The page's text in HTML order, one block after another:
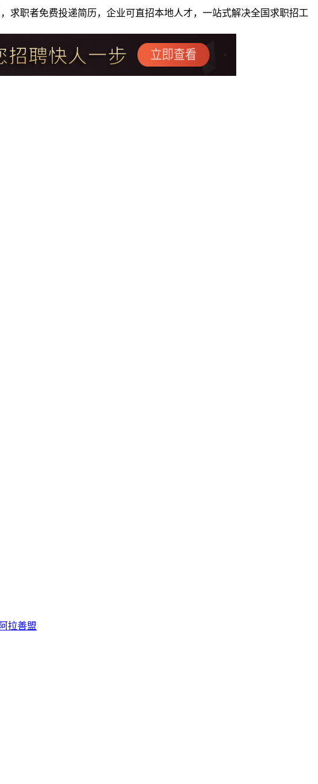
求职者免费投递简历，企业可直招本地人才，一站式解决全国求职招工
阿拉善盟